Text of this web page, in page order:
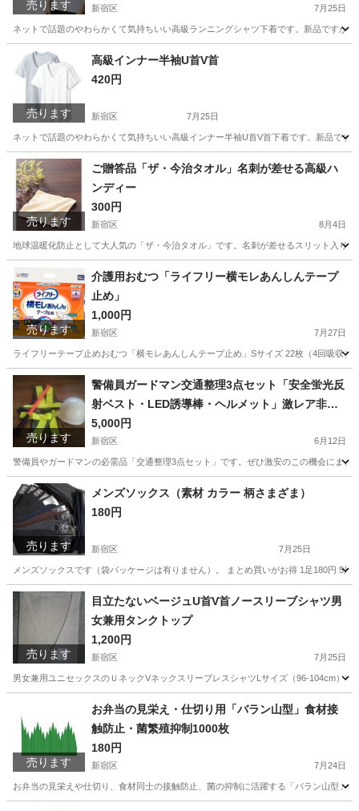
売ります 新宿区 7月25日
ネットで話題のやわらかくて気持ちいい高級ランニングシャツ下着です。新品ですが
東京 新宿区 Tシャツ 都合
売ります
高級インナー半袖U首V首
420円
新宿区 7月25日
ネットで話題のやわらかくて気持ちいい高級インナー半袖U首V首下着です。新品で
東京 新宿区 シャツ インナー
売ります
ご贈答品「ザ・今治タオル」名刺が差せる高級ハ
ンディー
300円
新宿区 8月4日
地球温暖化防止として大人気の「ザ・今治タオル」です。名刺が差せるスリット入り
東京 ノベルティグッズ
売ります
介護用おむつ「ライフリー横モレあんしんテープ
止め」
1,000円
新宿区 7月27日
ライフリーテープ止めおむつ「横モレあんしんテープ止め」Sサイズ 22枚（4回吸収
東京 新宿区 その他 モレ
売ります
警備員ガードマン交通整理3点セット「安全蛍光反
射ベスト・LED誘導棒・ヘルメット」激レア非売
品
5,000円
新宿区 6月12日
警備員やガードマンの必需品「交通整理3点セット」です。ぜひ激安のこの機会にまと
東京 新宿区 防災、セキュリティ ガードマン
売ります
メンズソックス（素材 カラー 柄さまざま）
180円
新宿区 7月25日
メンズソックスです（袋パッケージは有りません）。 まとめ買いがお得 1足180円 5
東京 新宿区 小物 ソックス
売ります
目立たないベージュU首V首ノースリーブシャツ男
女兼用タンクトップ
1,200円
新宿区 7月25日
男女兼用ユニセックスのＵネックVネックスリーブレスシャツLサイズ（96-104cm）
シャツ ベージュ
売ります
お弁当の見栄え・仕切り用「バラン山型」食材接
触防止・菌繁殖抑制1000枚
180円
新宿区 7月24日
お弁当の見栄えや仕切り、食材同士の接触防止、菌の抑制に活躍する「バラン山型」